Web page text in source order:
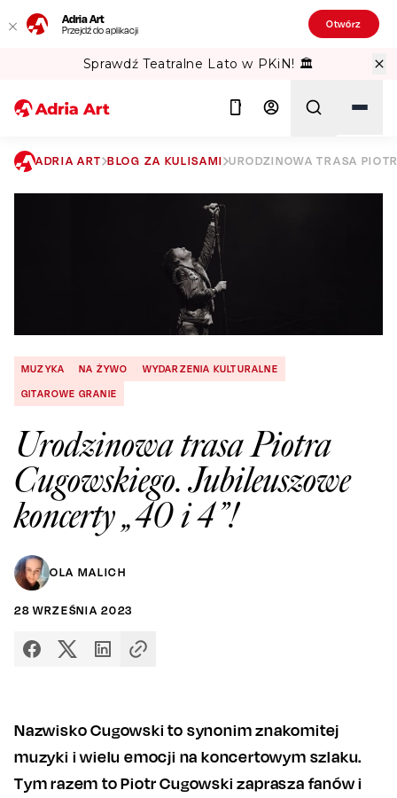
Adria Art
Przejdź do aplikacji Otwórz
Sprawdź Teatralne Lato w PKiN! 🏛️
Szukaj
ADRIA ART BLOG ZA KULISAMI URODZINOWA TRASA
MUZYKA NA ŻYWO
WYDARZENIA KULTURALNE
GITAROWE GRANIE
Urodzinowa trasa Piotra
Cugowskiego. Jubileuszowe
koncerty „40 i 4”!
OLA MALICH
28 WRZEŚNIA 2023
Nazwisko Cugowski to synonim znakomitej
muzyki i wielu emocji na koncertowym szlaku.
Tym razem to Piotr Cugowski zaprasza fanów i